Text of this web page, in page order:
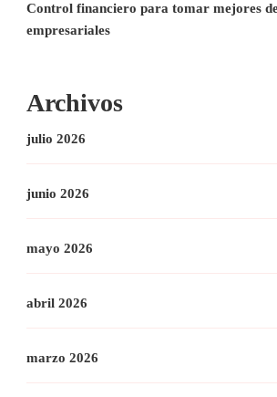
Control financiero para tomar mejores
empresariales
Archivos
julio 2026
junio 2026
mayo 2026
abril 2026
marzo 2026